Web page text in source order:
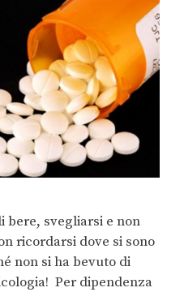
bere, svegliarsi e non
ricordarsi dove si sono
non si ha bevuto di
Per dipendenza